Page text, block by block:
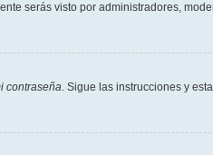
serás visto por administradores,
contraseña. Sigue las instrucciones y